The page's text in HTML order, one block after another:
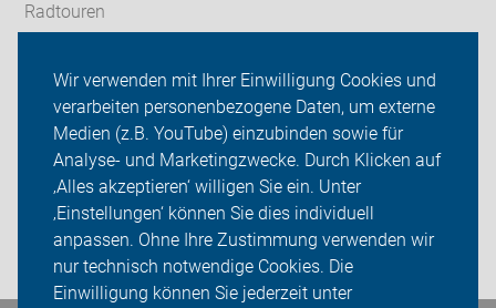
Wir verwenden mit Ihrer Einwilligung Cookies und
verarbeiten personenbezogene Daten, um externe
Medien (z.B. YouTube) einzubinden sowie für
Analyse- und Marketingzwecke. Durch Klicken auf
‚Alles akzeptieren‘ willigen Sie ein. Unter
‚Einstellungen‘ können Sie dies individuell
anpassen. Ohne Ihre Zustimmung verwenden wir
nur technisch notwendige Cookies. Die
Einwilligung können Sie jederzeit unter
Radtouren
ADFC Schwäbisch Hall
Sei dabei
Presse
Login